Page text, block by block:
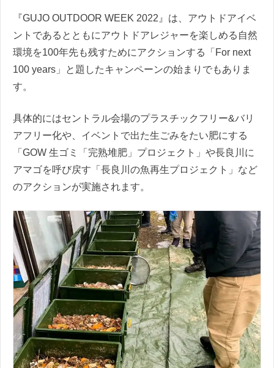
『GUJO OUTDOOR WEEK 2022』は、アウトドアイベ
ントであるとともにアウトドアレジャーを楽しめる自然
環境を100年先も残すためにアクションする「For next
100 years」と題したキャンペーンの始まりでもありま
す。
具体的にはセントラル会場のプラスチックフリー&バリ
アフリー化や、イベントで出た生ごみをたい肥にする
「GOW 生ゴミ「完熟堆肥」プロジェクト」や長良川に
アマゴを呼び戻す「長良川の魚再生プロジェクト」など
のアクションが実施されます。